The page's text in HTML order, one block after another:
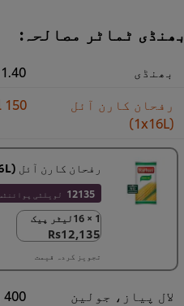
بھنڈی ٹماٹر مصالحہ:
بھنڈی
1.40 kg
رفحان کارن آئل
(1x16L)
150 ml
رفحان کارن آئل (1x16L)
12135 لویلٹی پوائنٹس
1 × 16لیٹر پیک
Rs12,135
1 × 16لیٹر پیک
Rs12,135
تجویز کردہ قیمت
لال پیاز، جولین
400 g